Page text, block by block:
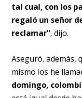
tal cual, con los
regaló un señor
reclamar”, dijo.
Aseguró, además,
mismo los he
domingo,